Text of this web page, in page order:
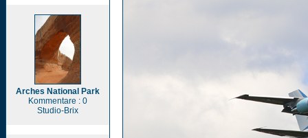
Arches National Park
Kommentare : 0
Studio-Brix